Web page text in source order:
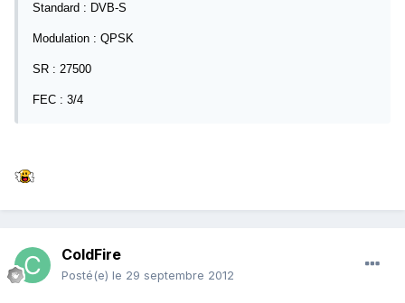
Standard : DVB-S
Modulation : QPSK
SR : 27500
FEC : 3/4
ColdFire
Posté(e) le 29 septembre 2012